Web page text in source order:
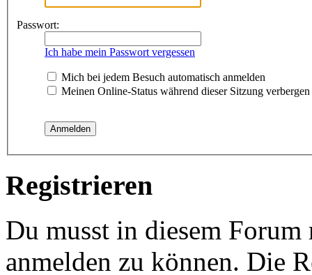
Passwort:
Ich habe mein Passwort vergessen
Mich bei jedem Besuch automatisch anmelden
Meinen Online-Status während dieser Sitzung verbergen
Registrieren
Du musst in diesem
anmelden zu können. Die